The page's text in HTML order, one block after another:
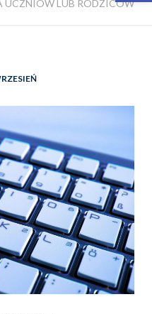
UCZNIÓW LUB RODZICÓW